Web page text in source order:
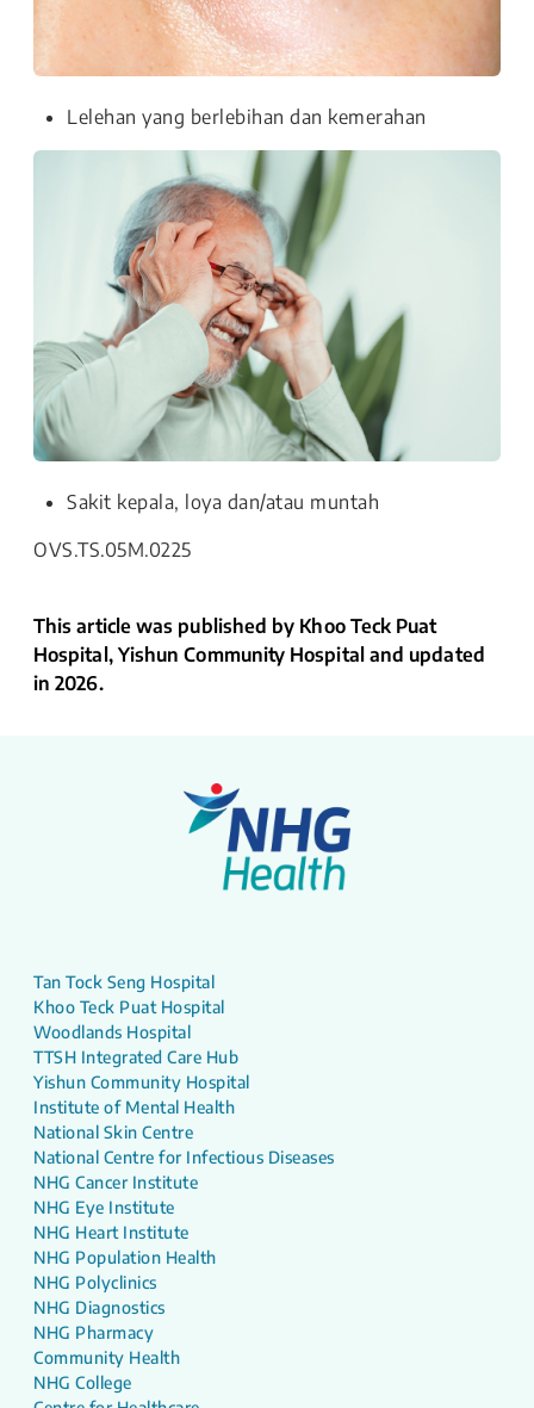
Lelehan yang berlebihan dan kemerahan
Sakit kepala, loya dan/atau muntah
OVS.TS.05M.0225
This article was published by Khoo Teck Puat
Hospital, Yishun Community Hospital and updated
in 2026.
Tan Tock Seng Hospital
Khoo Teck Puat Hospital
Woodlands Hospital
TTSH Integrated Care Hub
Yishun Community Hospital
Institute of Mental Health
National Skin Centre
National Centre for Infectious Diseases
NHG Cancer Institute
NHG Eye Institute
NHG Heart Institute
NHG Population Health
NHG Polyclinics
NHG Diagnostics
NHG Pharmacy
Community Health
NHG College